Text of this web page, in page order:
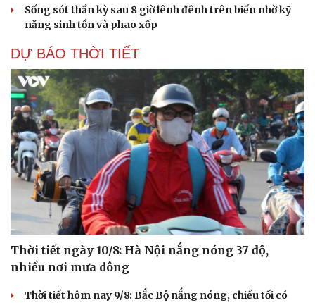
Sống sót thần kỳ sau 8 giờ lênh đênh trên biển nhờ kỹ
năng sinh tồn và phao xốp
DỰ BÁO THỜI TIẾT
Thời tiết ngày 10/8: Hà Nội nắng nóng 37 độ,
nhiều nơi mưa dông
Thời tiết hôm nay 9/8: Bắc Bộ nắng nóng, chiều tối có